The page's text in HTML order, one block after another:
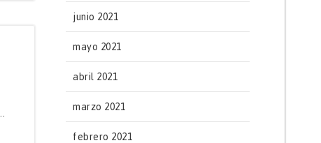
junio 2021
mayo 2021
abril 2021
marzo 2021
febrero 2021